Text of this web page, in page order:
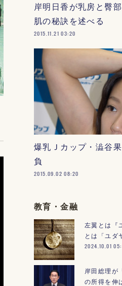
岸明日香が乳房と臀
肌の秘訣を述べる
2015.11.21 03:20
爆乳Ｊカップ・澁谷
負
2015.09.02 08:20
教育・金融
左翼とは『
とは「ユダ
2024.10.01
岸田総理が
の所得を伸